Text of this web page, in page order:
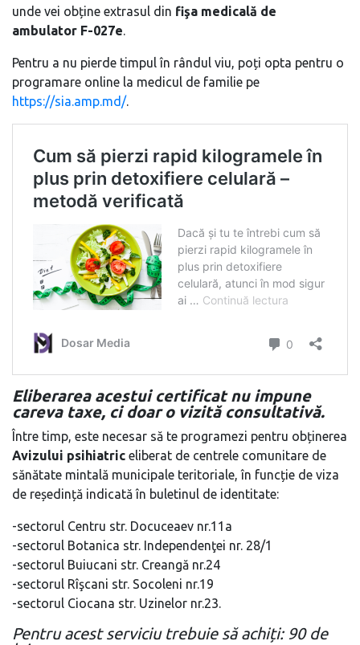
unde vei obține extrasul din fişa medicală de
ambulator F-027e.
Pentru a nu pierde timpul în rândul viu, poți opta pentru o
programare online la medicul de familie pe
https://sia.amp.md/.
Eliberarea acestui certificat nu impune
careva taxe, ci doar o vizită consultativă.
Între timp, este necesar să te programezi pentru obținerea
Avizului psihiatric eliberat de centrele comunitare de
sănătate mintală municipale teritoriale, în funcție de viza
de reședință indicată în buletinul de identitate:
-sectorul Centru str. Docuceaev nr.11a
-sectorul Botanica str. Independenţei nr. 28/1
-sectorul Buiucani str. Creangă nr.24
-sectorul Rîşcani str. Socoleni nr.19
-sectorul Ciocana str. Uzinelor nr.23.
Pentru acest serviciu trebuie să achiți: 90 de